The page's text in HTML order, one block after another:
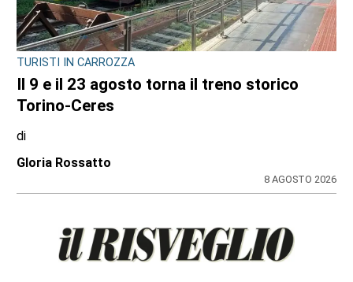
TURISTI IN CARROZZA
Il 9 e il 23 agosto torna il treno storico
Torino-Ceres
di
Gloria Rossatto
8 AGOSTO 2026